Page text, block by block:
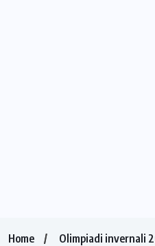
Home
Olimpiadi invernali